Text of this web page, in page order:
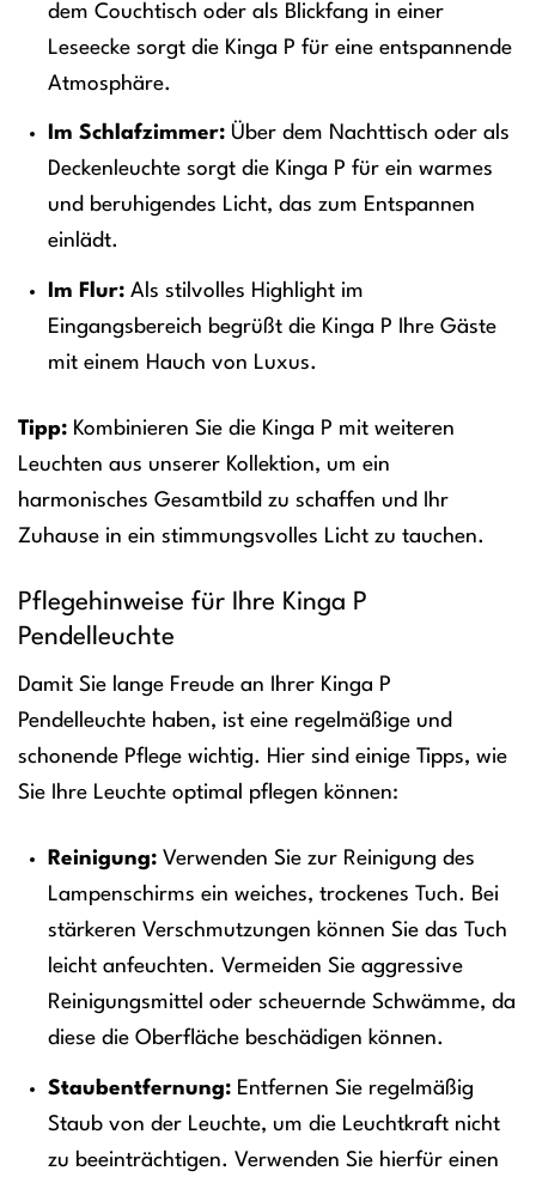
dem Couchtisch oder als Blickfang in einer
Leseecke sorgt die Kinga P für eine entspannende
Atmosphäre.
Im Schlafzimmer:Über dem Nachttisch oder als
Deckenleuchte sorgt die Kinga P für ein warmes
und beruhigendes Licht, das zum Entspannen
einlädt.
Im Flur:Als stilvolles Highlight im
Eingangsbereich begrüßt die Kinga P Ihre Gäste
mit einem Hauch von Luxus.
Tipp: Kombinieren Sie die Kinga P mit weiteren
Leuchten aus unserer Kollektion, um ein
harmonisches Gesamtbild zu schaffen und Ihr
Zuhause in ein stimmungsvolles Licht zu tauchen.
Pflegehinweise für Ihre Kinga P
Pendelleuchte
Damit Sie lange Freude an Ihrer Kinga P
Pendelleuchte haben, ist eine regelmäßige und
schonende Pflege wichtig. Hier sind einige Tipps, wie
Sie Ihre Leuchte optimal pflegen können:
Reinigung:Verwenden Sie zur Reinigung des
Lampenschirms ein weiches, trockenes Tuch. Bei
stärkeren Verschmutzungen können Sie das Tuch
leicht anfeuchten. Vermeiden Sie aggressive
Reinigungsmittel oder scheuernde Schwämme, da
diese die Oberfläche beschädigen können.
Staubentfernung:Entfernen Sie regelmäßig
Staub von der Leuchte, um die Leuchtkraft nicht
zu beeinträchtigen. Verwenden Sie hierfür einen